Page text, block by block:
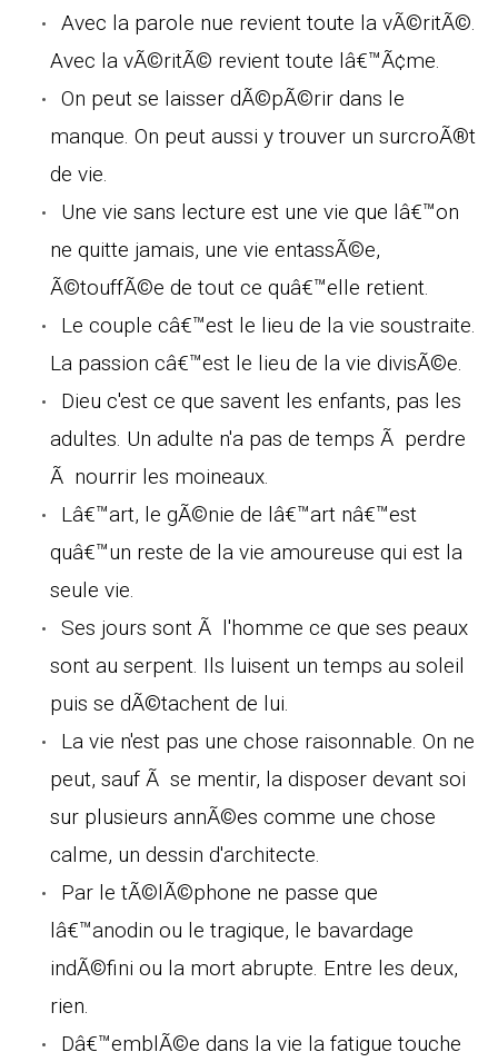
Avec la parole nue revient toute la vÃ©ritÃ©.
Avec la vÃ©ritÃ© revient toute lâ€™Ã¢me.
On peut se laisser dÃ©pÃ©rir dans le
manque. On peut aussi y trouver un surcroÃ®t
de vie.
Une vie sans lecture est une vie que lâ€™on
ne quitte jamais, une vie entassÃ©e,
Ã©touffÃ©e de tout ce quâ€™elle retient.
Le couple câ€™est le lieu de la vie soustraite.
La passion câ€™est le lieu de la vie divisÃ©e.
Dieu c'est ce que savent les enfants, pas les
adultes. Un adulte n'a pas de temps Ã perdre
Ã nourrir les moineaux.
Lâ€™art, le gÃ©nie de lâ€™art nâ€™est
quâ€™un reste de la vie amoureuse qui est la
seule vie.
Ses jours sont Ã l'homme ce que ses peaux
sont au serpent. Ils luisent un temps au soleil
puis se dÃ©tachent de lui.
La vie n'est pas une chose raisonnable. On ne
peut, sauf Ã se mentir, la disposer devant soi
sur plusieurs annÃ©es comme une chose
calme, un dessin d'architecte.
Par le tÃ©lÃ©phone ne passe que
lâ€™anodin ou le tragique, le bavardage
indÃ©fini ou la mort abrupte. Entre les deux,
rien.
Dâ€™emblÃ©e dans la vie la fatigue touche